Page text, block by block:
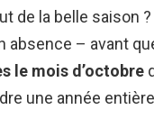
de la belle saison
absence – avant
le mois d’octobre
une année